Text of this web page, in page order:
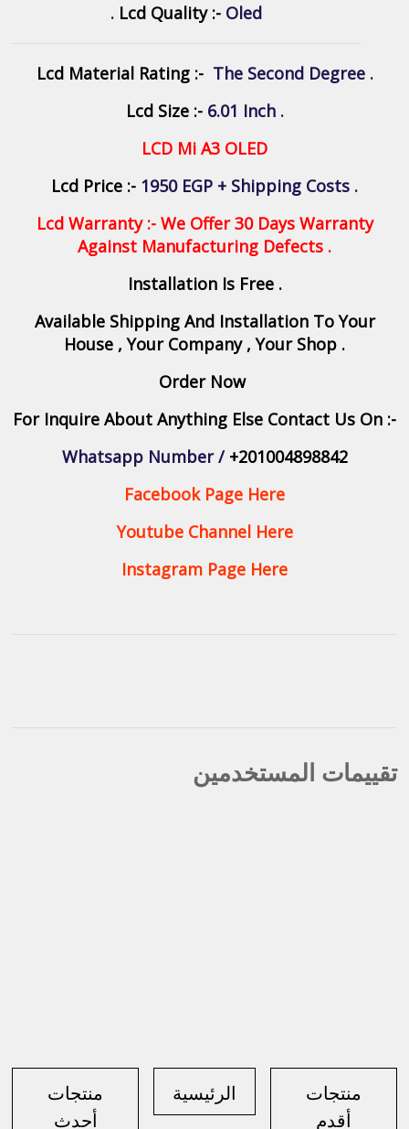
Lcd Quality :- Oled .
Lcd Material Rating :- The Second Degree .
Lcd Size :-6.01 Inch .
LCD Mi A3 OLED
Lcd Price :- 1950 EGP + Shipping Costs .
Lcd Warranty :- We Offer 30 Days Warranty
Against Manufacturing Defects .
Installation Is Free .
Available Shipping And Installation To Your
House , Your Company , Your Shop .
Order Now
For Inquire About Anything Else Contact Us On :-
Whatsapp Number /+201004898842
Facebook Page Here
Youtube Channel Here
Instagram Page Here
تقييمات المستخدمين
منتجات
أحدث
منتجات
أقدم
الرئيسية